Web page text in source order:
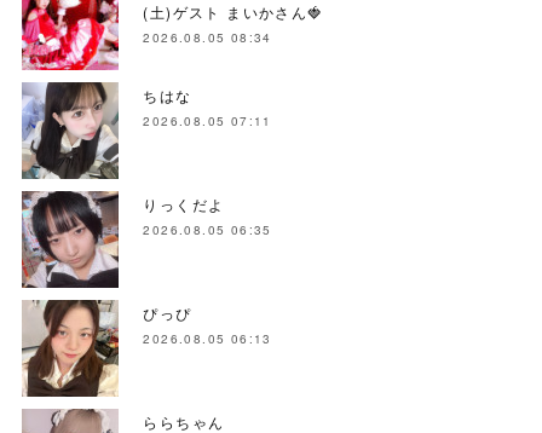
(土)ゲスト まいかさん🍓
2026.08.05 08:34
ちはな
2026.08.05 07:11
りっくだよ
2026.08.05 06:35
ぴっぴ
2026.08.05 06:13
ららちゃん